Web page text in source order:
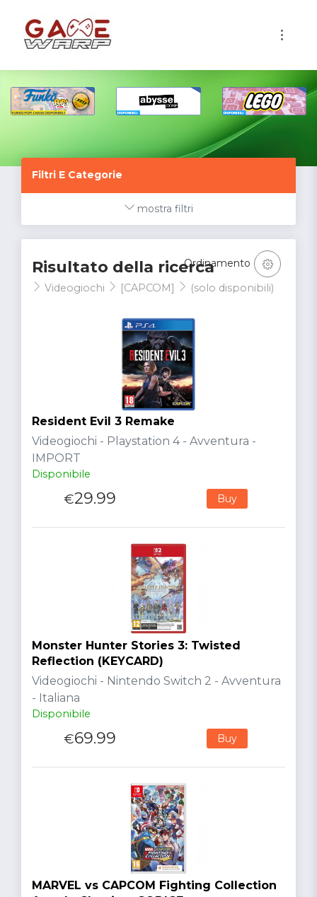
Filtri E Categorie
mostra filtri
Risultato della ricerca
Videogiochi [CAPCOM] (solo disponibili)
Ordinamento
Resident Evil 3 Remake
Videogiochi - Playstation 4 - Avventura -
IMPORT
Disponibile
€29.99 Buy
Monster Hunter Stories 3: Twisted
Reflection (KEYCARD)
Videogiochi - Nintendo Switch 2 - Avventura
- Italiana
Disponibile
€69.99 Buy
MARVEL vs CAPCOM Fighting Collection